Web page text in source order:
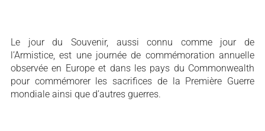
Le jour du Souvenir, aussi connu comme jour de
l’Armistice, est une journée de commémoration annuelle
observée en Europe et dans les pays du Commonwealth
pour commémorer les sacrifices de la Première Guerre
mondiale ainsi que d’autres guerres.